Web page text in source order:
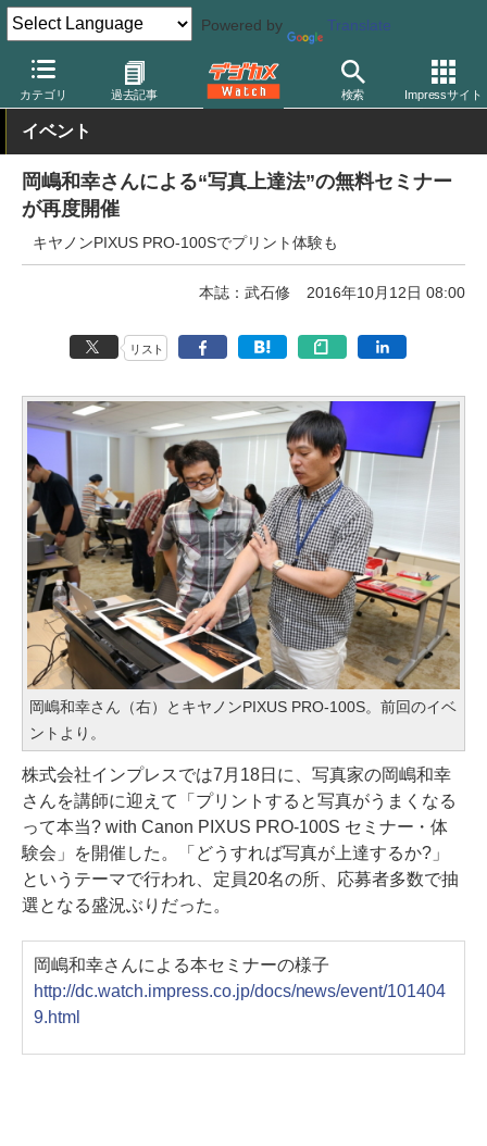
Powered by Translate
カテゴリ 過去記事 検索 Impressサイト
デジカメ Watch プリント関連 プリンター キヤノン
イベント
岡嶋和幸さんによる“写真上達法”の無料セミナー
が再度開催
キヤノンPIXUS PRO-100Sでプリント体験も
本誌：武石修 2016年10月12日 08:00
リスト
岡嶋和幸さん（右）とキヤノンPIXUS PRO-100S。前回のイベ
ントより。
株式会社インプレスでは7月18日に、写真家の岡嶋和幸
さんを講師に迎えて「プリントすると写真がうまくなる
って本当? with Canon PIXUS PRO-100S セミナー・体
験会」を開催した。「どうすれば写真が上達するか?」
というテーマで行われ、定員20名の所、応募者多数で抽
選となる盛況ぶりだった。
岡嶋和幸さんによる本セミナーの様子
http://dc.watch.impress.co.jp/docs/news/event/101404
9.html